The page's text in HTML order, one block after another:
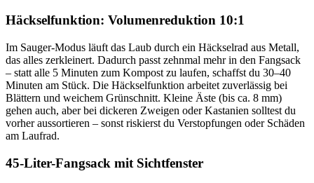
Häckselfunktion: Volumenreduktion 10:1
Im Sauger-Modus läuft das Laub durch ein Häckselrad aus Metall,
das alles zerkleinert. Dadurch passt zehnmal mehr in den Fangsack
– statt alle 5 Minuten zum Kompost zu laufen, schaffst du 30–40
Minuten am Stück. Die Häckselfunktion arbeitet zuverlässig bei
Blättern und weichem Grünschnitt. Kleine Äste (bis ca. 8 mm)
gehen auch, aber bei dickeren Zweigen oder Kastanien solltest du
vorher aussortieren – sonst riskierst du Verstopfungen oder Schäden
am Laufrad.
45-Liter-Fangsack mit Sichtfenster